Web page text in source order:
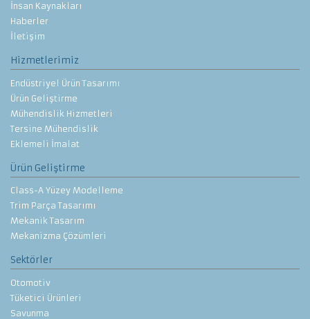
İnsan Kaynakları
Haberler
İletişim
Hizmetlerimiz
Endüstriyel Ürün Tasarımı
Ürün Geliştirme
Mühendislik Hizmetleri
Tersine Mühendislik
Eklemeli İmalat
Ürün Geliştirme
Class-A Yüzey Modelleme
Trim Parça Tasarımı
Mekanik Tasarım
Mekanizma Çözümleri
Sektörler
Otomotiv
Tüketici Ürünleri
Savunma